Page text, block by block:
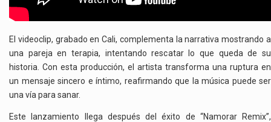
El videoclip, grabado en Cali, complementa la narrativa mostrando a
una pareja en terapia, intentando rescatar lo que queda de su
historia. Con esta producción, el artista transforma una ruptura en
un mensaje sincero e íntimo, reafirmando que la música puede ser
una vía para sanar.
Este lanzamiento llega después del éxito de “Namorar Remix”,